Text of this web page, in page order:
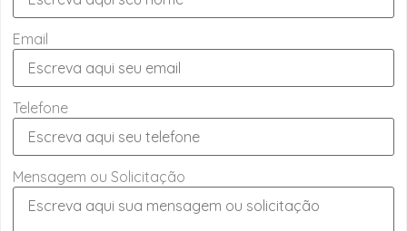
Email
Telefone
Mensagem ou Solicitação